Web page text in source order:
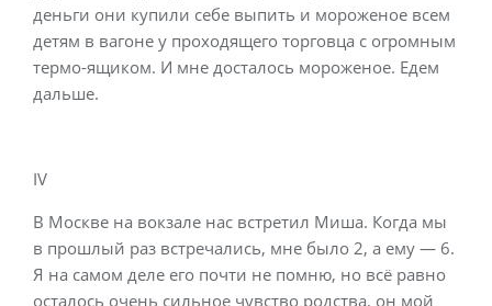
деньги они купили себе выпить и мороженое всем
детям в вагоне у проходящего торговца с огромным
термо-ящиком. И мне досталось мороженое. Едем
дальше.
IV
В Москве на вокзале нас встретил Миша. Когда мы
в прошлый раз встречались, мне было 2, а ему — 6.
Я на самом деле его почти не помню, но всё равно
осталось очень сильное чувство родства, он мой